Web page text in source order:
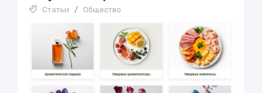
Статьи / Общество